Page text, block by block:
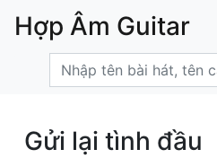
Hợp Âm Guitar
Gửi lại tình đầu